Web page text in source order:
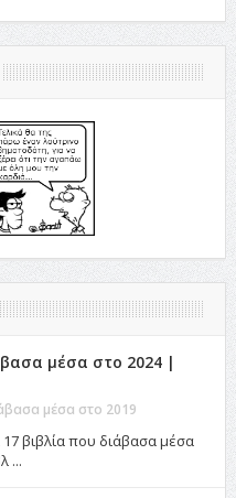
μέσα στο 2024 |
μέσα στο 2019
βιβλία που διάβασα μέσα
...